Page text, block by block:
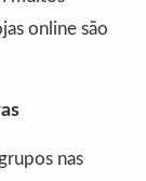
online são
nas